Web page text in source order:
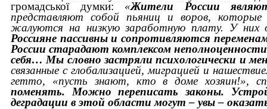
громадської думки: «Жители России
представляют собой пьяниц и воров,
жалуются на низкую заработную плату. У них
Россияне пассивны и сопротивляются
России старадают комплексом
себя… Мы словно застряли психологически и
связанные с глобализацией, миграцией и
гетто, «пусть знают, кто в доме хозяин!»,
поменять. Можно переписать законы.
деградации в этой области могут – увы –